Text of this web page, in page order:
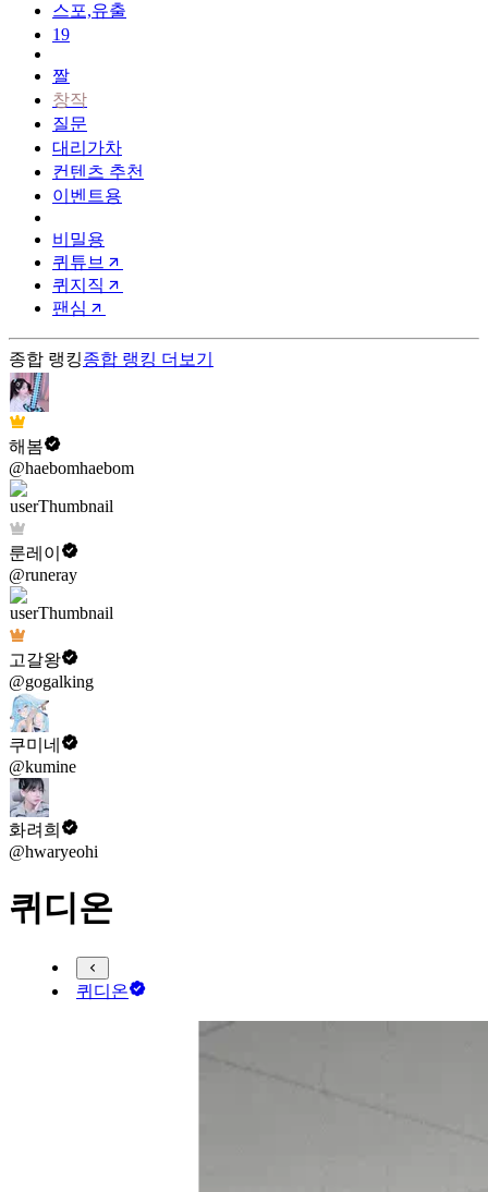
스포,유출
19
짤
창작
질문
대리가차
컨텐츠 추천
이벤트용
비밀용
퀴튜브
퀴지직
팬심
종합 랭킹종합 랭킹 더보기
해봄
@haebomhaebom
룬레이
@runeray
고갈왕
@gogalking
쿠미네
@kumine
화려희
@hwaryeohi
퀴디온
퀴디온